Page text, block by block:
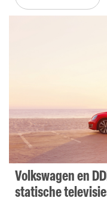
Volkswagen en
statische